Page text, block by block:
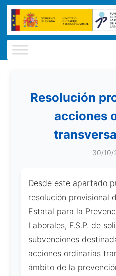
Resolución
acciones
30/
Desde este apartado
resolución provisional
Estatal para la
Laborales, F.S.P. de
subvenciones
acciones ordinarias
ámbito de la